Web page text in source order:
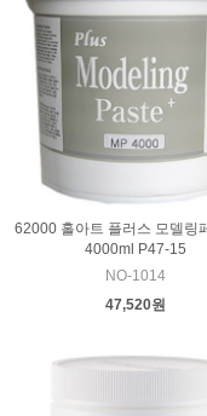
62000 홀아트 플러스 모델링
4000ml P47-15
NO-1014
47,520원